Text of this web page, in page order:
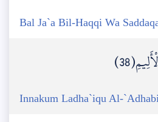
Bal Ja`a Bil-Haqqi Wa
Innakum Ladha`iqu Al-